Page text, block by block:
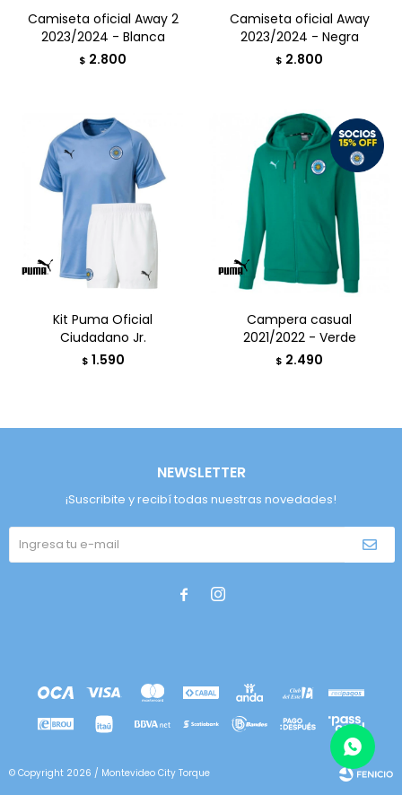
Camiseta oficial Away 2
2023/2024 - Blanca
$ 2.800
Camiseta oficial Away
2023/2024 - Negra
$ 2.800
Kit Puma Oficial
Ciudadano Jr.
$ 1.590
Campera casual
2021/2022 - Verde
$ 2.490
NEWSLETTER
¡Suscribite y recibí todas nuestras novedades!
 
© Copyright 2026 / Montevideo City Torque